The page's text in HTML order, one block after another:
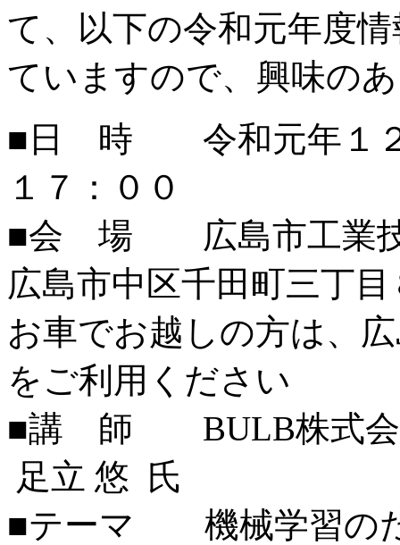
て、以下の令和元年度
ていますので、興味の
■日 時 令和元年１２
１７：００
■会 場 広島市工業技
広島市中区千田町三丁
お車でお越しの方は、
をご利用ください
■講 師 BULB株式会
足立 悠 氏
■テーマ 機械学習のた